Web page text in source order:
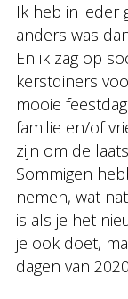
Ik heb in ieder
anders was
En ik zag op
kerstdiners
mooie
familie en/of
zijn om de
Sommigen
nemen, wat
is als je het
je ook doet,
dagen van